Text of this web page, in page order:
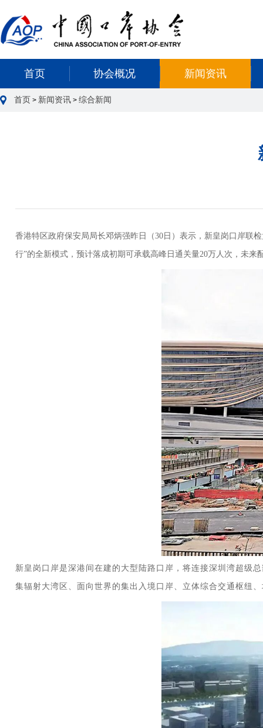
首页 协会概况 新闻资讯
首页 > 新闻资讯 > 综合新闻
香港特区政府保安局局长邓炳强昨日（30日）表示，新皇岗口岸联
行”的全新模式，预计落成初期可承载高峰日通关量20万人次，未来
新皇岗口岸是深港间在建的大型陆路口岸，将连接深圳湾超级
集辐射大湾区、面向世界的集出入境口岸、立体综合交通枢纽